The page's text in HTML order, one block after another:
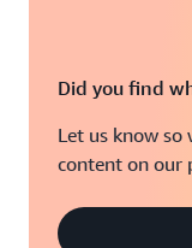
Did you find
Let us know
content on our